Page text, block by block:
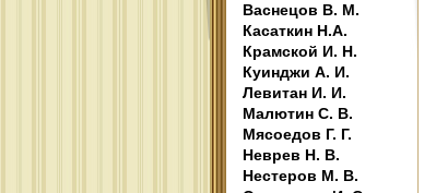
Васнецов В. М.
Касаткин Н.А.
Крамской И. Н.
Куинджи А. И.
Левитан И. И.
Малютин С. В.
Мясоедов Г. Г.
Неврев Н. В.
Нестеров М. В.